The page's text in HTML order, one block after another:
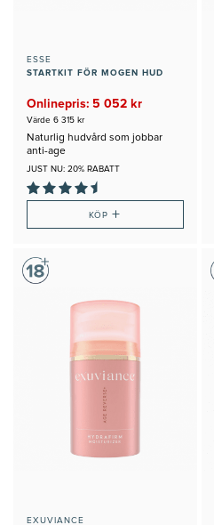
ESSE
STARTKIT FÖR MOGEN HUD
Onlinepris: 5 052 kr
Värde 6 315 kr
Naturlig hudvård som jobbar
anti-age
JUST NU: 20% RABATT
KÖP+
EXUVIANCE